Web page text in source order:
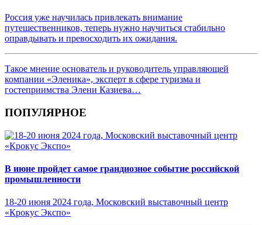
Россия уже научилась привлекать внимание
путешественников, теперь нужно научиться стабильно
оправдывать и превосходить их ожидания.
Такое мнение основатель и руководитель управляющей
компании «Эленика», эксперт в сфере туризма и
гостеприимства Элени Казиева…
ПОПУЛЯРНОЕ
В июне пройдет самое грандиозное событие российской
промышленности
18-20 июня 2024 года, Московский выставочный центр
«Крокус Экспо»